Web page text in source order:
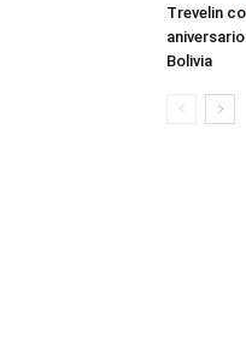
Trevelin
Bolivia